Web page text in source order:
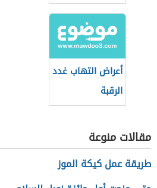
أعراض التهاب غدد
الرقبة
مقالات منوعة
طريقة عمل كيكة الموز